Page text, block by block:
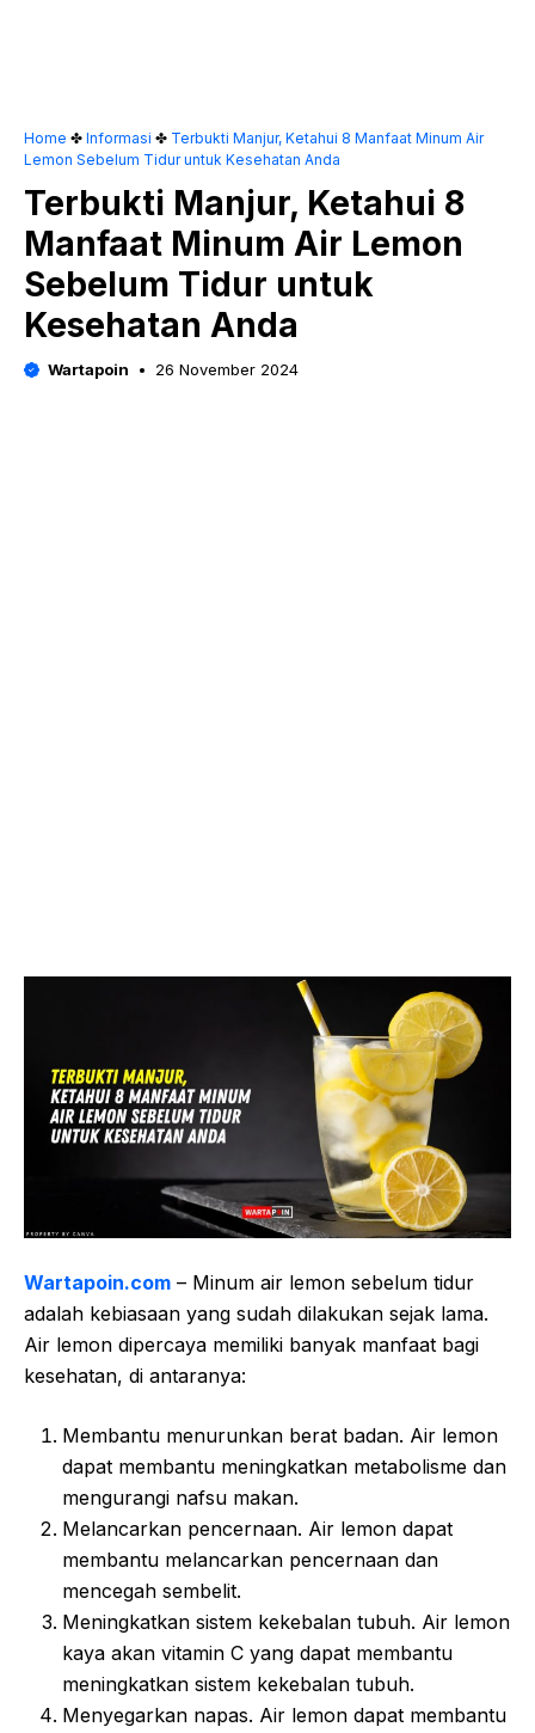
Home ✤ Informasi ✤ Terbukti Manjur, Ketahui 8 Manfaat Minum Air
Lemon Sebelum Tidur untuk Kesehatan Anda
Terbukti Manjur, Ketahui 8
Manfaat Minum Air Lemon
Sebelum Tidur untuk
Kesehatan Anda
Wartapoin 26 November 2024
Wartapoin.com – Minum air lemon sebelum tidur
adalah kebiasaan yang sudah dilakukan sejak lama.
Air lemon dipercaya memiliki banyak manfaat bagi
kesehatan, di antaranya:
Membantu menurunkan berat badan. Air lemon
dapat membantu meningkatkan metabolisme dan
mengurangi nafsu makan.
Melancarkan pencernaan. Air lemon dapat
membantu melancarkan pencernaan dan
mencegah sembelit.
Meningkatkan sistem kekebalan tubuh. Air lemon
kaya akan vitamin C yang dapat membantu
meningkatkan sistem kekebalan tubuh.
Menyegarkan napas. Air lemon dapat membantu